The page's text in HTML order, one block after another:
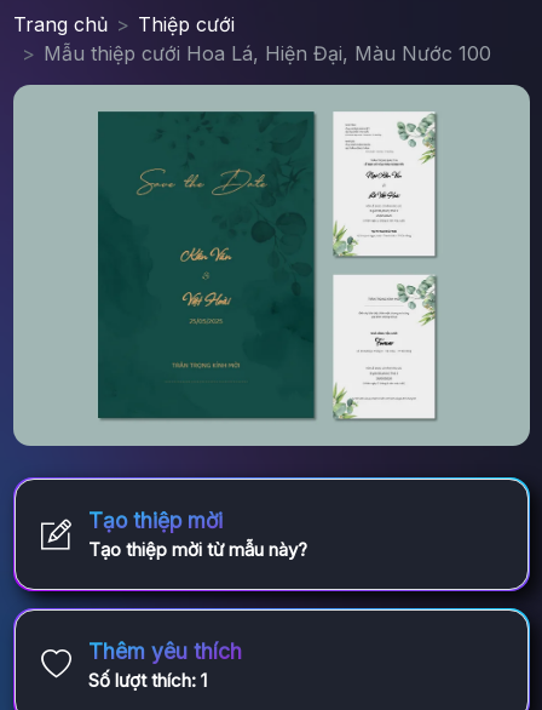
Trang chủ
Thiệp cưới
Mẫu thiệp cưới Hoa Lá, Hiện Đại, Màu Nước 100
Tạo thiệp mời
Tạo thiệp mời từ mẫu này?
Thêm yêu thích
Số lượt thích: 1